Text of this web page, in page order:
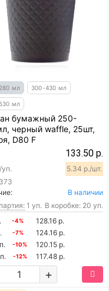
мл 300-430 мл
мл
бумажный 250-
черный waffle, 25шт,
D80 F
133.50 р.
уп. 5.34 р./шт.
В наличии
1 уп. В коробке: 20 уп.
-4%
128.16 р.
-7%
124.16 р.
-10%
120.15 р.
-12% 117.48 р.
+